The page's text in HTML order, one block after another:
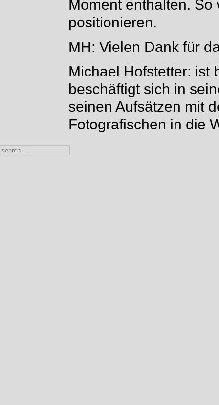
Moment enthalten.
positionieren.
MH: Vielen Dank für
Michael Hofstetter: ist
beschäftigt sich in
seinen Aufsätzen mit
Fotografischen in die